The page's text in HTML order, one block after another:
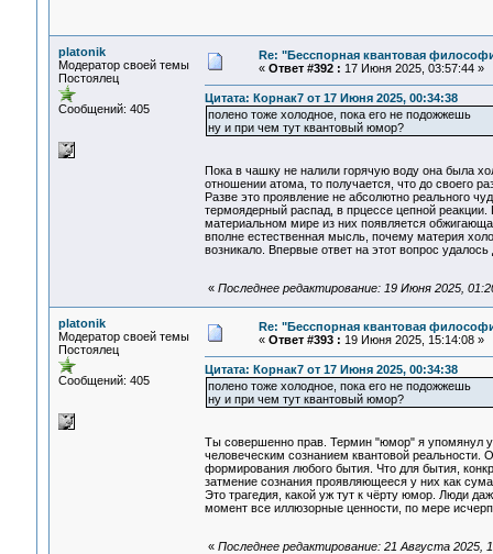
platonik
Модератор своей темы
Постоялец
Сообщений: 405
Re: "Бесспорная квантовая
« Ответ #392 : 17 Июня 2025, 03:57:44 »
Цитата: Корнак7 от 17 Июня 2025, 00:34:38
полено тоже холодное, пока его не подожжешь
ну и при чем тут квантовый юмор?
Пока в чашку не налили горячую воду она была
отношении атома, то получается, что до своего
Разве это проявление не абсолютно реального
термоядерный распад, в прцессе цепной
материальном мире из них появляется
вполне естественная мысль, почему материя
возникало. Впервые ответ на этот вопрос
« Последнее редактирование: 19 Июня 2025,
platonik
Модератор своей темы
Постоялец
Сообщений: 405
Re: "Бесспорная квантовая
« Ответ #393 : 19 Июня 2025, 15:14:08 »
Цитата: Корнак7 от 17 Июня 2025, 00:34:38
полено тоже холодное, пока его не подожжешь
ну и при чем тут квантовый юмор?
Ты совершенно прав. Термин "юмор" я упомянул
человеческим сознанием квантовой реальности.
формирования любого бытия. Что для бытия,
затмение сознания проявляющееся у них как
Это трагедия, какой уж тут к чёрту юмор. Люди
момент все иллюзорные ценности, по мере
« Последнее редактирование: 21 Августа 2025,